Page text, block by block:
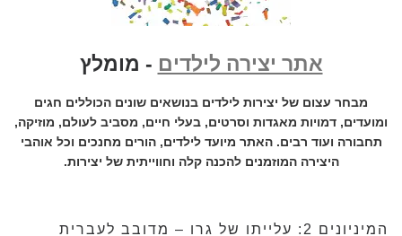
אתר יצירה לילדים - מומלץ
מבחר עצום של יצירות לילדים בנושאים שונים הכוללים חגים
ומועדים, דמויות מאגדות וסרטים, בעלי חיים, מסביב לעולם, מוזיקה,
תחבורה ועוד רבים. האתר מיועד לילדים, הורים מחנכים וכל אוהבי
היצירה המוזמנים להכנה קלה וחווייתית של יצירות.
המיניונים 2: עלייתו של גרו – מדובב לעברית